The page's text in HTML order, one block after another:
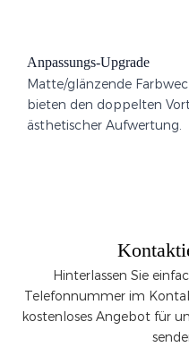
Anpassungs-Upgrade
Matte/glänzende
bieten den doppelten
ästhetischer Aufwertung.
Hinterlassen Sie
Telefonnummer im
kostenloses Angebot für